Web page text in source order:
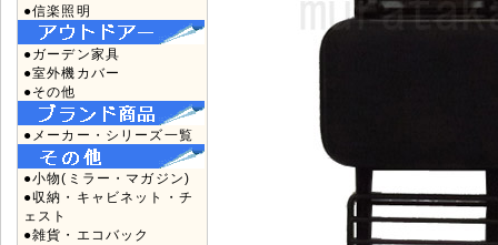
●信楽照明
●ガーデン家具
●室外機カバー
●その他
●メーカー・シリーズ一覧
●小物(ミラー・マガジン)
●収納・キャビネット・チ
ェスト
●雑貨・エコバック